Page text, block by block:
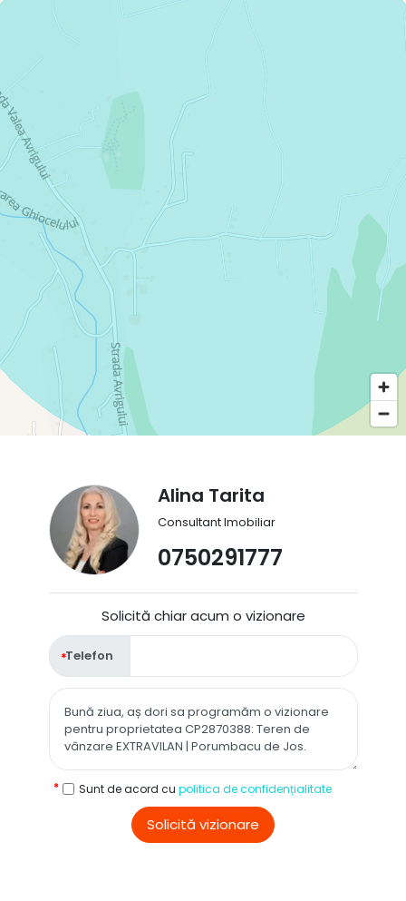
Alina Tarita
Consultant Imobiliar
0750291777
Solicită chiar acum o vizionare
Telefon
Sunt de acord cu politica de confidențialitate
Solicită vizionare